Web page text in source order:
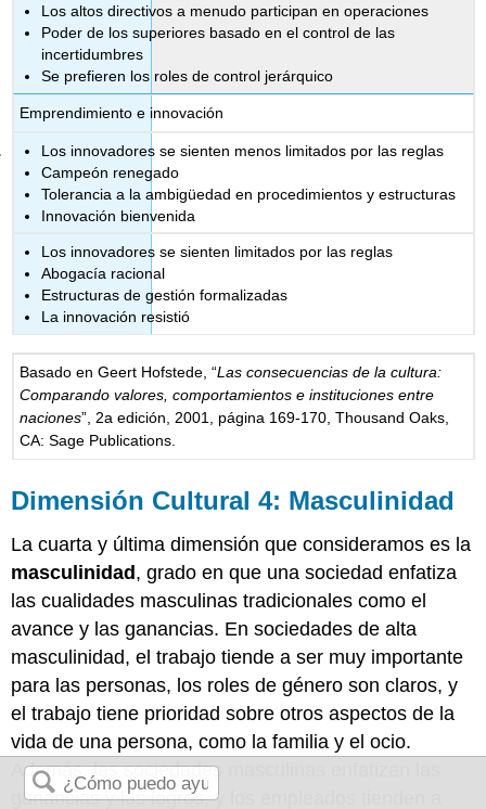
Los altos directivos a menudo participan en operaciones
Poder de los superiores basado en el control de las
incertidumbres
Se prefieren los roles de control jerárquico
Emprendimiento e innovación
Los innovadores se sienten menos limitados por las reglas
Campeón renegado
Tolerancia a la ambigüedad en procedimientos y estructuras
Innovación bienvenida
Los innovadores se sienten limitados por las reglas
Abogacía racional
Estructuras de gestión formalizadas
La innovación resistió
Basado en Geert Hofstede, “Las consecuencias de la cultura:
Comparando valores, comportamientos e instituciones entre
naciones”, 2a edición, 2001, página 169-170, Thousand Oaks,
CA: Sage Publications.
Dimensión Cultural 4: Masculinidad
La cuarta y última dimensión que consideramos es la
masculinidad , grado en que una sociedad enfatiza
las cualidades masculinas tradicionales como el
avance y las ganancias. En sociedades de alta
masculinidad, el trabajo tiende a ser muy importante
para las personas, los roles de género son claros, y
el trabajo tiene prioridad sobre otros aspectos de la
vida de una persona, como la familia y el ocio.
Además, las sociedades masculinas enfatizan las
ganancias y los logros, y los empleados tienden a